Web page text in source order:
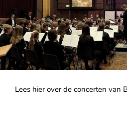
Lees hier over de concerten van